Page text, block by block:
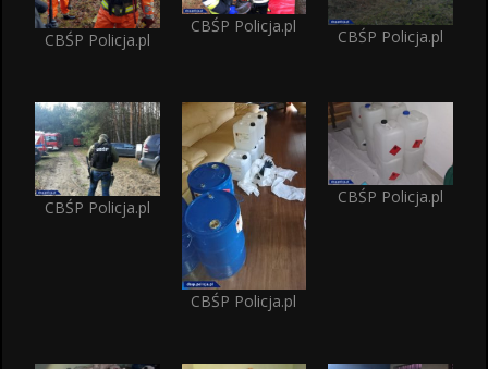
CBŚP Policja.pl
CBŚP Policja.pl
CBŚP Policja.pl
CBŚP Policja.pl
CBŚP Policja.pl
CBŚP Policja.pl